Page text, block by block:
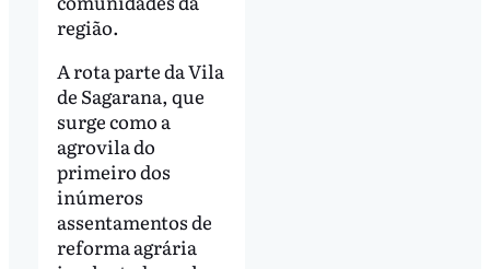
região.
A rota parte da Vila
de Sagarana, que
surge como a
agrovila do
primeiro dos
inúmeros
assentamentos de
reforma agrária